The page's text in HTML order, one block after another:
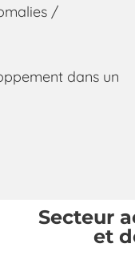
/
dans un
Secteur
et